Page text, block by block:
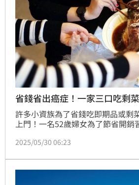
省錢省出癌症！一家三口吃剩
許多小資族為了省錢吃即期品或剩
上門！一名52歲婦女為了節省開銷
重急速下降，檢查發現罹患第四期
這一步。」
2025/05/30 06:23